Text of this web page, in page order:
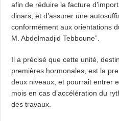
afin de réduire la facture
dinars, et d’assurer une
conformément aux orientations
M. Abdelmadjid Tebboune”.
Il a précisé que cette unité,
premières hormonales, est la
deux niveaux, et pourrait entrer
mois en cas d’accélération du
des travaux.